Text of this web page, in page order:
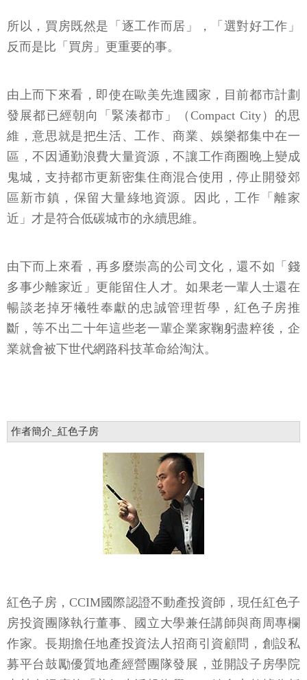
所以，買房既然是「逐工作而居」，「選對好工作」
反而是比「買房」更重要的事。
由上而下來看，即使在歐美先進國家，目前都市計劃
發展都已經朝向「緊湊都市」（Compact City）的思
維，意思就是把生活、工作、商業、娛樂都集中在一
區，不因通勤浪費大量資源，不讓工作商圈晚上變成
鬼城，支持都市更新密集住商混合使用，停止開發郊
區新市鎮，保留大量綠地資源。因此，工作「離家
近」才是符合低碳城市的永續思維。
由下而上來看，再多麼崇高的公司文化，還不如「錢
多事少離家近」更能留住人才。如果老一輩人士還在
暢談老掉牙犧牲奉獻的忠誠管理哲學，紅色子房推
斷，等不出二十年這些老一輩企業家鞠躬盡粹後，企
業就會被下世代網路科技革命給淘汰。
作者簡介_紅色子房
紅色子房，CCIM國際認證不動產投資師，現任紅色子
房投資團隊執行董事、國立大學兼任講師與商周專欄
作家。長期擔任地產投資法人招商引資顧問，創設私
募平台鼓勵優質地產經營團隊發展，並開設子房學院